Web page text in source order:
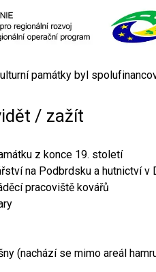
památky byl
/ zažít
z konce 19. století
na Podbrdsku a hutnictví v
pracoviště kovářů
(nachází se mimo areál